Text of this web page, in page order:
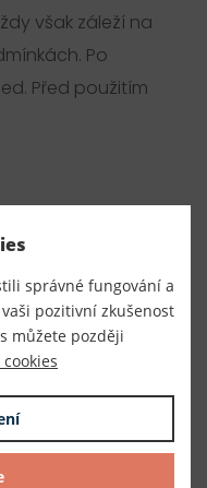
však záleží na
Po
Před použitím
správné fungování a
pozitivní zkušenost
můžete později